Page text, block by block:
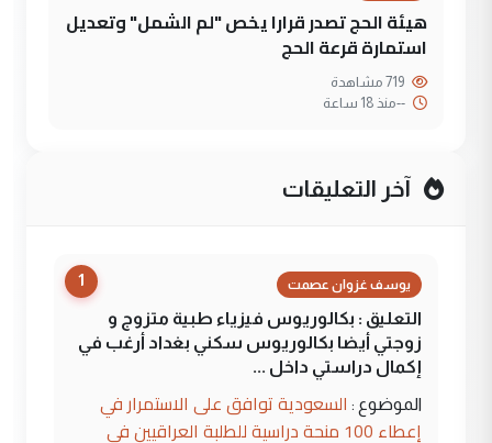
هيئة الحج تصدر قرارا يخص "لم الشمل" وتعديل
استمارة قرعة الحج
--منذ 18 ساعة
آخر التعليقات
1 يوسف غزوان عصمت
التعليق : بكالوريوس فيزياء طبية متزوج و
زوجتي أيضا بكالوريوس سكني بغداد أرغب في
إكمال دراستي داخل ...
الموضوع : السعودية توافق على الاستمرار في
إعطاء 100 منحة دراسية للطلبة العراقيين في